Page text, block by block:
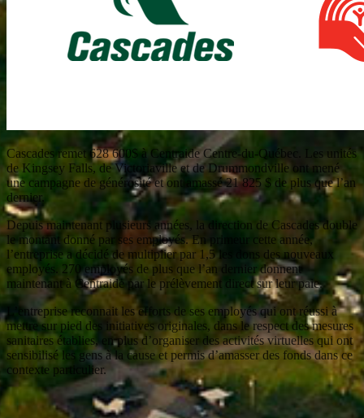
Cascades remet 628 600$ à Centraide Centre-du-Québec. Les unités
de Kingsey Falls, de Victoriaville et de Drummondville ont mené
une campagne de générosité et ont amassé 21 825 $ de plus que l’an
dernier.
Depuis maintenant plusieurs années, la direction de Cascades double
le montant donné par ses employés. En primeur cette année,
l’entreprise a décidé de multiplier par 1,5 les dons des nouveaux
employés. 270 employés de plus que l’an dernier donnent
maintenant à Centraide par le prélèvement direct sur leur paie.
L’entreprise reconnait les efforts de ses employés qui ont réussi à
mettre sur pied des initiatives originales, dans le respect des mesures
sanitaires établies, en plus d’organiser des activités virtuelles qui ont
sensibilisé les gens à la cause et permis d’amasser des fonds dans ce
contexte particulier.